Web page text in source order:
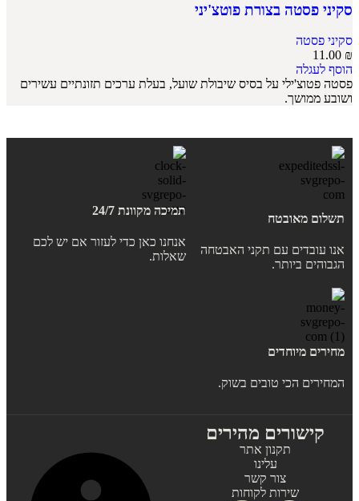
סקיני פסטה בצורת פוטצ'יני
סקיני פסטה
11.00 ₪
הוסף לעגלה
פסטה פטוצ'ילי על בסיס שיבולת שועל, בעלת ערכים תזונתיים עשירים
ושובע ממושך.
תשלום מאובטח
אנו עובדים עם תקני האבטחה
הגבוהים ביותר.
תמיכה מקוונת 24/7
אנחנו כאן כדי לעזור אם יש לכם
שאלות.
מחירים מיוחדים
המחירים הכי טובים בשוק.
קישורים מהירים
תקנון אתר
עלינו
צור קשר
שירות לקוחות